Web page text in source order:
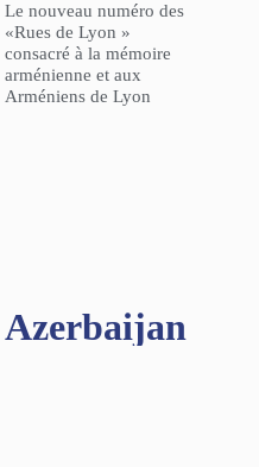
Le nouveau numéro des
«Rues de Lyon »
consacré à la mémoire
arménienne et aux
Arméniens de Lyon
Azerbaijan